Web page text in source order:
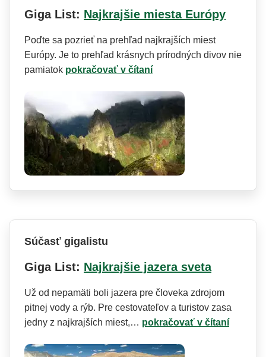
Giga List: Najkrajšie miesta Európy
Poďte sa pozrieť na prehľad najkrajších miest
Európy. Je to prehľad krásnych prírodných divov nie
pamiatok pokračovať v čítaní
Súčasť gigalistu
Giga List: Najkrajšie jazera sveta
Už od nepamäti boli jazera pre človeka zdrojom
pitnej vody a rýb. Pre cestovateľov a turistov zasa
jedny z najkrajších miest,… pokračovať v čítaní